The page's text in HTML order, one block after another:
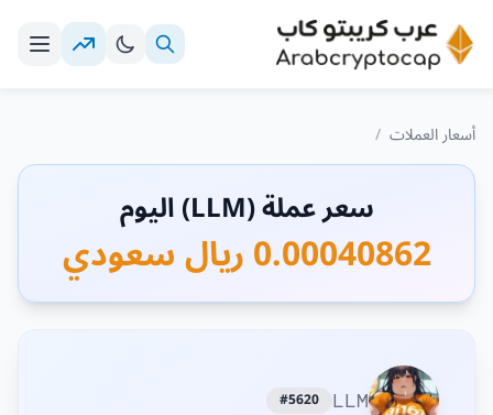
أسعار العملات /
سعر عملة (LLM) اليوم
0.00040862 ريال سعودي
LLM
#5620